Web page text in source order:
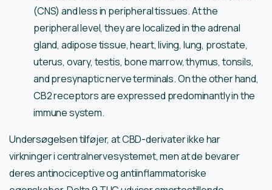
(CNS) and less in peripheral tissues. At the
peripheral level, they are localized in the adrenal
gland, adipose tissue, heart, living, lung, prostate,
uterus, ovary, testis, bone marrow, thymus, tonsils,
and presynaptic nerve terminals. On the other hand,
CB2 receptors are expressed predominantly in the
immune system.
Undersøgelsen tilføjer, at CBD-derivater ikke har
virkninger i centralnervesystemet, men at de bevarer
deres antinociceptive og antiinflammatoriske